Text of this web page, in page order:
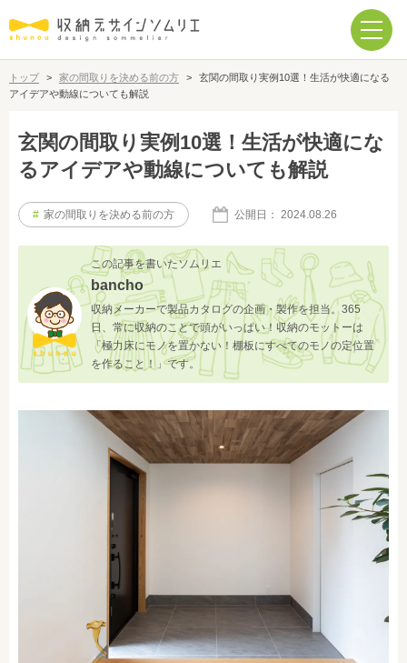
トップ > 家の間取りを決める前の方 >
玄関の間取り実例10選！生活が快適になる
アイデアや動線についても解説
玄関の間取り実例10選！生活が快適にな
るアイデアや動線についても解説
# 家の間取りを決める前の方 公開日： 2024.08.26
この記事を書いたソムリエ
bancho
収納メーカーで製品カタログの企画・製作を担当。365
日、常に収納のことで頭がいっぱい！収納のモットーは
「極力床にモノを置かない！棚板にすべてのモノの定位置
を作ること！」です。